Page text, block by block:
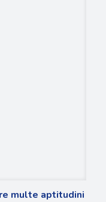
multe aptitudini